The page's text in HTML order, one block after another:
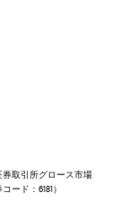
取引所グロース市場
ード：6181）